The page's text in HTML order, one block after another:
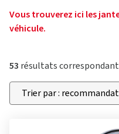
Vous trouverez ici les
véhicule.
53 résultats